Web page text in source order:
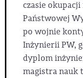
czasie
Państwowej
po wojnie
Inżynierii PW,
dyplom
magistra nauk